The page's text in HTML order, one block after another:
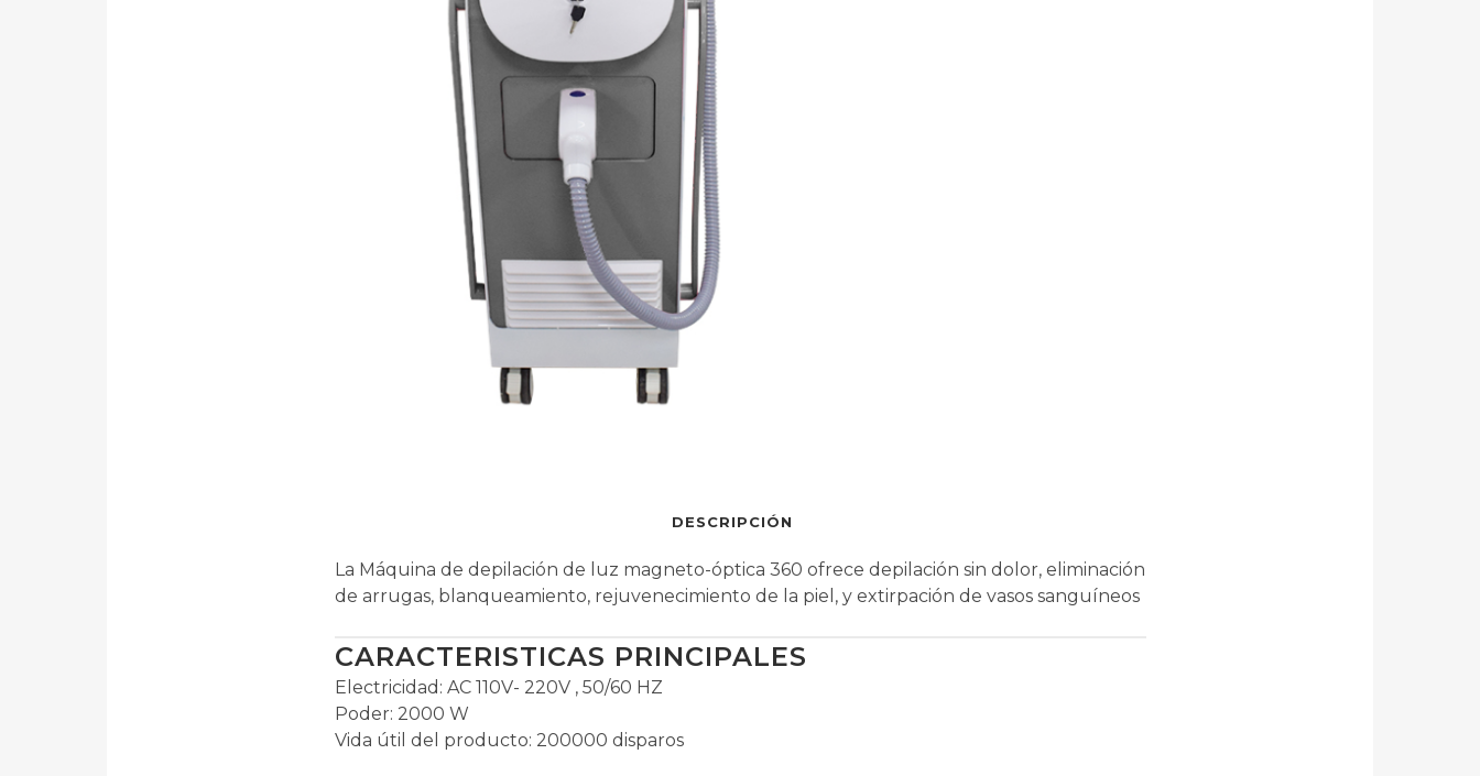
DESCRIPCIÓN
La Máquina de depilación de luz magneto-óptica 360 ofrece depilación sin dolor, eliminación
de arrugas, blanqueamiento, rejuvenecimiento de la piel, y extirpación de vasos sanguíneos
CARACTERISTICAS PRINCIPALES
Electricidad: AC 110V- 220V , 50/60 HZ
Poder: 2000 W
Vida útil del producto: 200000 disparos